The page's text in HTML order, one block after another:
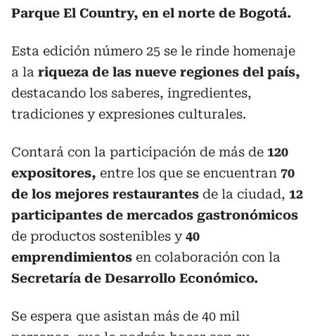
Parque El Country, en el norte de Bogotá.
Esta edición número 25 se le rinde homenaje
a la riqueza de las nueve regiones del país,
destacando los saberes, ingredientes,
tradiciones y expresiones culturales.
Contará con la participación de más de 120
expositores, entre los que se encuentran 70
de los mejores restaurantes de la ciudad, 12
participantes de mercados gastronómicos
de productos sostenibles y40
emprendimientos en colaboración con la
Secretaría de Desarrollo Económico.
Se espera que asistan más de 40 mil